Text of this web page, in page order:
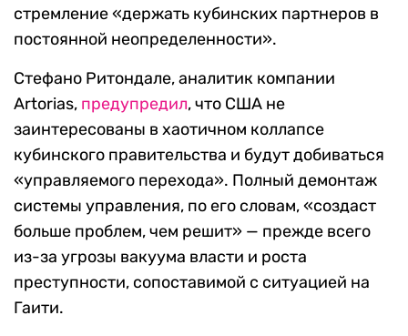
стремление «держать кубинских партнеров в
постоянной неопределенности».
Стефано Ритондале, аналитик компании
Artorias, предупредил, что США не
заинтересованы в хаотичном коллапсе
кубинского правительства и будут добиваться
«управляемого перехода». Полный демонтаж
системы управления, по его словам, «создаст
больше проблем, чем решит» — прежде всего
из-за угрозы вакуума власти и роста
преступности, сопоставимой с ситуацией на
Гаити.